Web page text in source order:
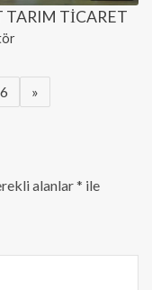
TARIM TİCARET
»
alanlar* ile